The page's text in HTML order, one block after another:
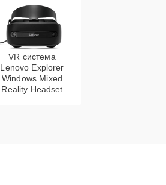
VR система
Lenovo Explorer
Windows Mixed
Reality Headset